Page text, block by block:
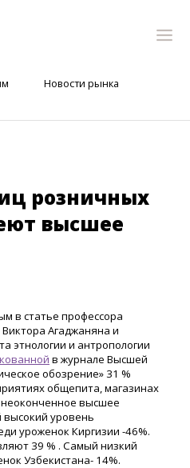
Новости рынка
розничных
высшее
в статье профессора
Агаджаняна и
этнологии и антропологии
в журнале Высшей
обозрение» 31 %
общепита, магазинах
высшее
уровень
уроженок Киргизии -46%.
39 % . Самый низкий
Узбекистана- 14%.